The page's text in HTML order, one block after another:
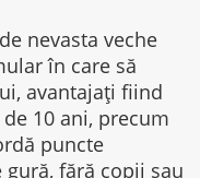
nevasta veche
în care să
avantajați fiind
10 ani, precum
puncte
fără copii sau